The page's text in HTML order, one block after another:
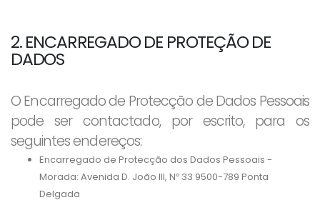
2. ENCARREGADO DE PROTEÇÃO DE
DADOS
O Encarregado de Protecção de Dados Pessoais
pode ser contactado, por escrito, para os
seguintes endereços:
Encarregado de Protecção dos Dados Pessoais -
Morada: Avenida D. João III, Nº 33 9500-789 Ponta
Delgada